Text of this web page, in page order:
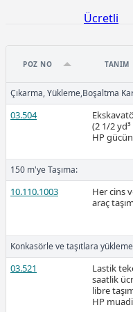
Ücretli
2026-Mart
Ücretli
Ücretli
POZ NO TANIM
Çıkarma, Yükleme,Boşaltma
03.504
(2 1/2
HP
150 m'ye Taşıma:
10.110.1003
Her cins
araç
Konkasörle ve taşıtlara yükleme
03.521
Lastik
saatlik
libre
HP